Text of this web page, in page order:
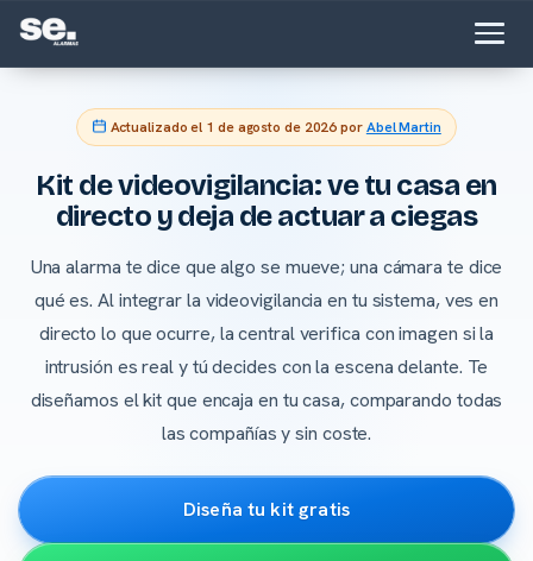
Actualizado el 1 de agosto de 2026porAbel Martin
Kit de videovigilancia: ve tu casa en
directo y deja de actuar a ciegas
Una alarma te dice que algo se mueve; una cámara te dice
qué es. Al integrar la videovigilancia en tu sistema, ves en
directo lo que ocurre, la central verifica con imagen si la
intrusión es real y tú decides con la escena delante. Te
diseñamos el kit que encaja en tu casa, comparando todas
las compañías y sin coste.
Diseña tu kit gratis